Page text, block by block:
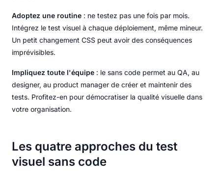
Adoptez une routine : ne testez pas une fois par mois.
Intégrez le test visuel à chaque déploiement, même mineur.
Un petit changement CSS peut avoir des conséquences
imprévisibles.
Impliquez toute l'équipe : le sans code permet au QA, au
designer, au product manager de créer et maintenir des
tests. Profitez-en pour démocratiser la qualité visuelle dans
votre organisation.
Les quatre approches du test
visuel sans code